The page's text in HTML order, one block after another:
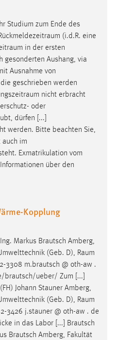
Studium zum Ende des
(i.d.R. eine
in der ersten
gesonderten Aushang, via
Ausnahme von
geschrieben werden
nicht erbracht
oder
dürfen [...]
werden. Bitte beachten Sie,
auch im
Exmatrikulation vom
über den
Kopplung
Markus Brautsch Amberg,
(Geb. D), Raum
3308 m.brautsch @ oth-aw .
ueber/ Zum [...]
Johann Stauner Amberg,
(Geb. D), Raum
3426 j.stauner @ oth-aw . de
in das Labor [...] Brautsch
Brautsch Amberg, Fakultät
und Social Media
können, werden von diesen
gesetzt.